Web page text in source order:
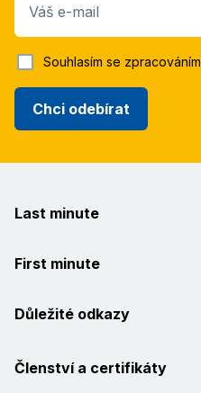
Váš e-mail
Chci odebírat
Souhlasím se zpracováním
Last minute
First minute
Důležité odkazy
Členství a certifikáty